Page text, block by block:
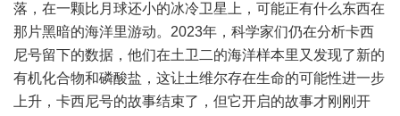
落，在一颗比月球还小的冰冷卫星上，可能正有什么东西在
那片黑暗的海洋里游动。2023年，科学家们仍在分析卡西
尼号留下的数据，他们在土卫二的海洋样本里又发现了新的
有机化合物和磷酸盐，这让土维尔存在生命的可能性进一步
上升，卡西尼号的故事结束了，但它开启的故事才刚刚开